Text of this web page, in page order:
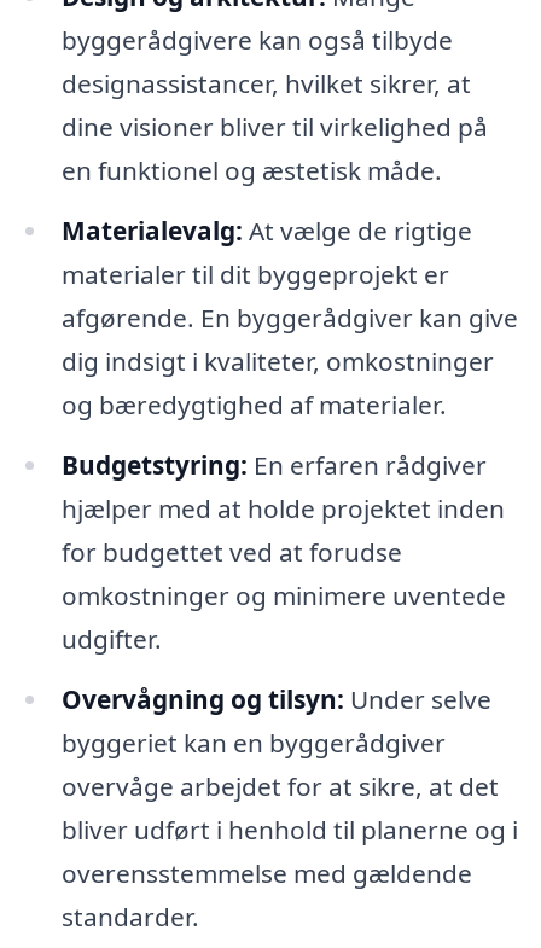
byggerådgivere kan også tilbyde
designassistancer, hvilket sikrer, at
dine visioner bliver til virkelighed på
en funktionel og æstetisk måde.
Materialevalg: At vælge de rigtige
materialer til dit byggeprojekt er
afgørende. En byggerådgiver kan give
dig indsigt i kvaliteter, omkostninger
og bæredygtighed af materialer.
Budgetstyring: En erfaren rådgiver
hjælper med at holde projektet inden
for budgettet ved at forudse
omkostninger og minimere uventede
udgifter.
Overvågning og tilsyn: Under selve
byggeriet kan en byggerådgiver
overvåge arbejdet for at sikre, at det
bliver udført i henhold til planerne og i
overensstemmelse med gældende
standarder.